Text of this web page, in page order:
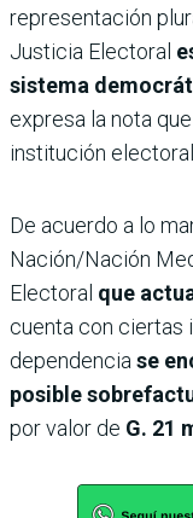
representación
Justicia Electoral
sistema
expresa la nota
institución
De acuerdo a lo
Nación/Nación
Electoral que
cuenta con ciertas
dependencia se
posible
por valor de G. 21